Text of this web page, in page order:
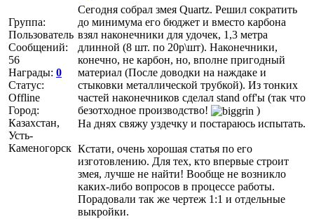
Группа:
Пользователь
Сообщений:
56
Награды: 0
Статус:
Offline
Город:
Казахстан,
Усть-
Каменогорск
Сегодня собрал змея Quartz. Решил сократить
до минимума его бюджет и вместо карбона
взял наконечники для удочек, 1,3 метра
длинной (8 шт. по 20р\шт). Наконечники,
конечно, не карбон, но, вполне пригодный
материал (После доводки на наждаке и
стыковки металлической трубкой). Из тонких
частей наконечников сделал stand off'ы (так что
безотходное производство!
)
На днях свяжу уздечку и постараюсь испытать.
Кстати, очень хорошая статья по его
изготовлению. Для тех, кто впервые строит
змея, лучше не найти! Вообще не возникло
каких-либо вопросов в процессе работы.
Порадовали так же чертеж 1:1 и отдельные
выкройки.